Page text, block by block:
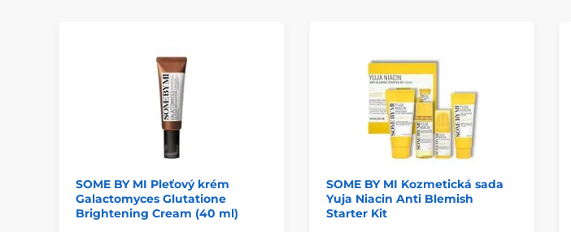
SOME BY MI Pleťový krém
Galactomyces Glutatione
Brightening Cream (40 ml)
SOME BY MI Kozmetická sada
Yuja Niacin Anti Blemish
Starter Kit